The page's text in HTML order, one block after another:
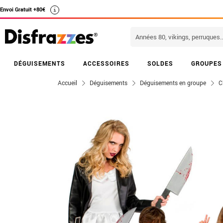
Envoi Gratuit +80€ i
DÉGUISEMENTS ACCESSOIRES SOLDES GROUPES
Accueil Déguisements Déguisements en groupe